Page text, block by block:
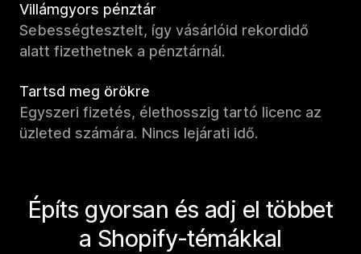
Villámgyors pénztár
Sebességtesztelt, így vásárlóid rekordidő
alatt fizethetnek a pénztárnál.
Tartsd meg örökre
Egyszeri fizetés, élethosszig tartó licenc az
üzleted számára. Nincs lejárati idő.
Építs gyorsan és adj el többet
a Shopify-témákkal